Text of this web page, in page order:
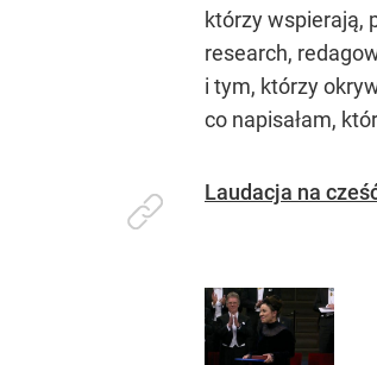
którzy wspierają,
research,
i tym, którzy
co napisałam,
Laudacja na